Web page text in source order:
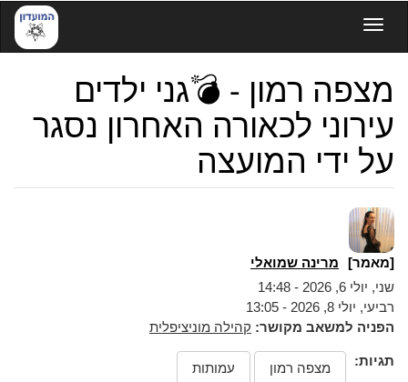
לתוכן
העיקרי
Toggle navigation
מצפה רמון - 💣גני ילדים
עירוני לכאורה האחרון נסגר
על ידי המועצה
[מאמר]
מרינה שמואלי
שני, יולי 6, 2026 - 14:48
רביעי, יולי 8, 2026 - 13:05
הפניה למשאב מקושר: קהילה מוניציפלית
תגיות: מצפה רמון עמותות